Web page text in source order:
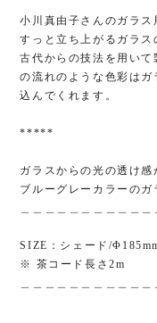
小川真由子さんのガラス
すっと立ち上がるガラス
古代からの技法を用い
の流れのような色彩は
込んでくれます。
*****
ガラスからの光の透け感
ブルーグレーカラーのガ
SIZE：シェード/
※ 茶コード長さ2m